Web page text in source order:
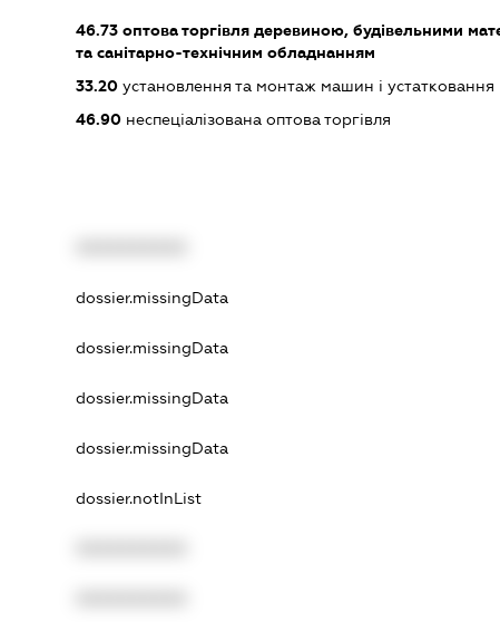
46.73 оптова торгівля деревиною, будівельними
та санітарно-технічним обладнанням
33.20 установлення та монтаж машин і устатковання
46.90 неспеціалізована оптова торгівля
dossier.missingData
dossier.missingData
dossier.missingData
dossier.missingData
dossier.notInList